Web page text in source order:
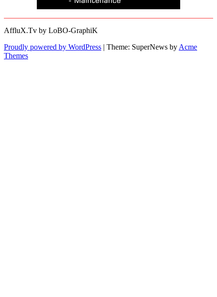
AffluX.Tv by LoBO-GraphiK
Proudly powered by WordPress | Theme: SuperNews by Acme
Themes